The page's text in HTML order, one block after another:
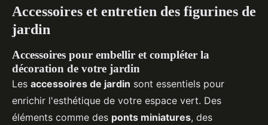
Accessoires et entretien des figurines de
jardin
Accessoires pour embellir et compléter la
décoration de votre jardin
Les accessoires de jardin sont essentiels pour
enrichir l'esthétique de votre espace vert. Des
éléments comme des ponts miniatures, des